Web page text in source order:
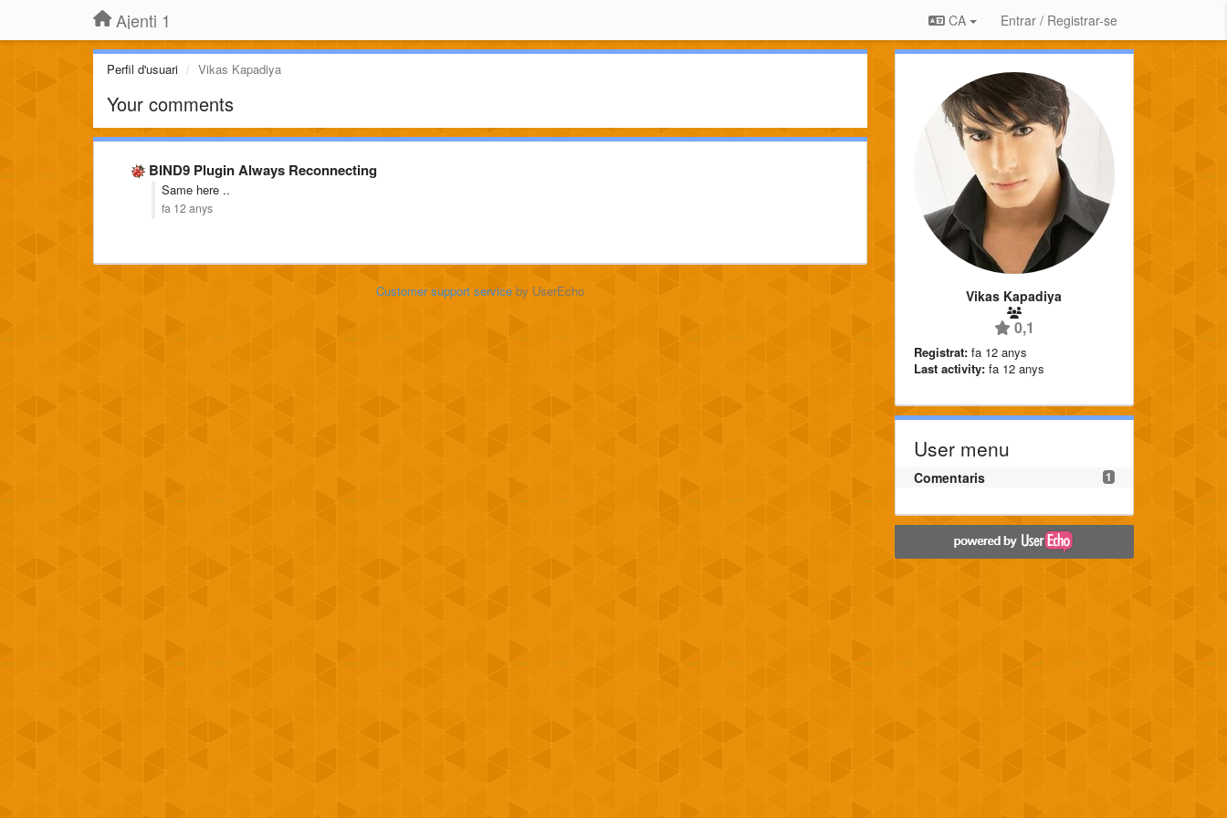
Ajenti 1 CA Entrar / Registrar-se
Perfil d'usuari Vikas Kapadiya
Your comments
BIND9 Plugin Always Reconnecting
Same here ..
fa 12 anys
Customer support serviceby UserEcho Vikas Kapadiya
0,1
Registrat: fa 12 anys
Last activity: fa 12 anys
User menu
1
Comentaris